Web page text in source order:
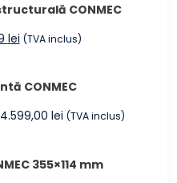
965,00 lei.CONMEC
leiPrețul
34,99 lei.
(TVA inclus)
CONMEC
4.599,00 leiInterval
4.299,00 lei
(TVA inclus)
355×114 mm